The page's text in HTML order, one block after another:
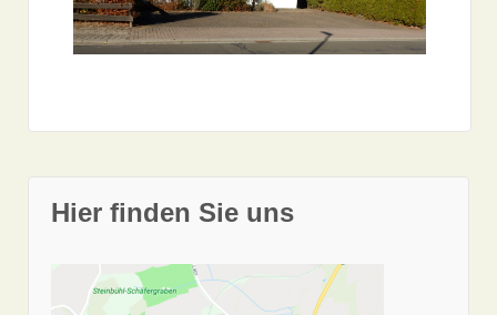
Hier finden Sie uns